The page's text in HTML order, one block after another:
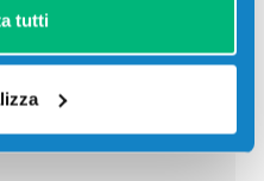
tutti
contenuto
con le stampanti HP
135A, 135R, 135W e